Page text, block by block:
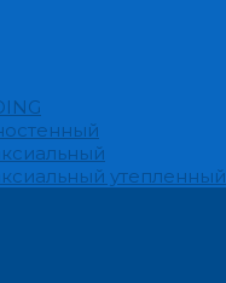
утепленный